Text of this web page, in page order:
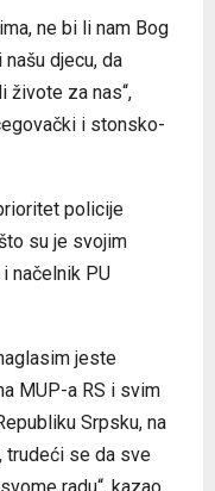
ne bi li nam Bog
djecu, da
živote za nas“,
i stonsko-
policije
su je svojim
načelnik PU
jeste
MUP-a RS i svim
Srpsku, na
trudeći se da sve
radu“, kazao